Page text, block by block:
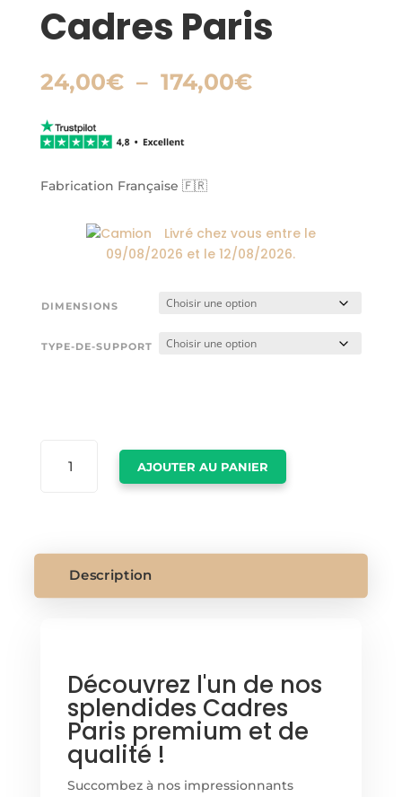
Cadres Paris
24,00€ – 174,00€Plage
Fabrication Française 🇫🇷
Livré chez vous entre le
09/08/2026 et le12/08/2026.
DIMENSIONS
TYPE-DE-SUPPORT
AJOUTER AU PANIER
Description
Découvrez l'un de nos
splendides Cadres
Paris premium et de
qualité !
Succombez à nos impressionnants